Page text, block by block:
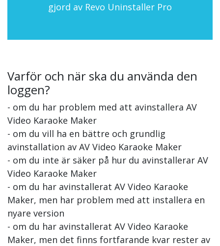
gjord av Revo Uninstaller Pro
Varför och när ska du använda den
loggen?
- om du har problem med att avinstallera AV
Video Karaoke Maker
- om du vill ha en bättre och grundlig
avinstallation av AV Video Karaoke Maker
- om du inte är säker på hur du avinstallerar AV
Video Karaoke Maker
- om du har avinstallerat AV Video Karaoke
Maker, men har problem med att installera en
nyare version
- om du har avinstallerat AV Video Karaoke
Maker, men det finns fortfarande kvar rester av